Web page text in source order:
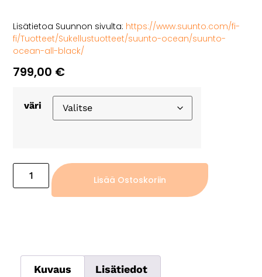
Lisätietoa Suunnon sivulta: https://www.suunto.com/fi-
fi/Tuotteet/Sukellustuotteet/suunto-ocean/suunto-
ocean-all-black/
799,00 €
väri
Lisää Ostoskoriin
Kuvaus Lisätiedot